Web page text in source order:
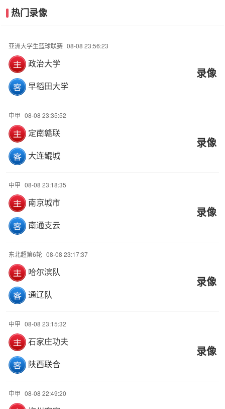
热门录像
亚洲大学生篮球联赛 08-08 23:56:23
政治大学
早稻田大学
录像
中甲 08-08 23:35:52
定南赣联
大连鲲城
录像
中甲 08-08 23:18:35
南京城市
南通支云
录像
东北超第6轮 08-08 23:17:37
哈尔滨队
通辽队
录像
中甲 08-08 23:15:32
石家庄功夫
陕西联合
录像
中甲 08-08 22:49:20